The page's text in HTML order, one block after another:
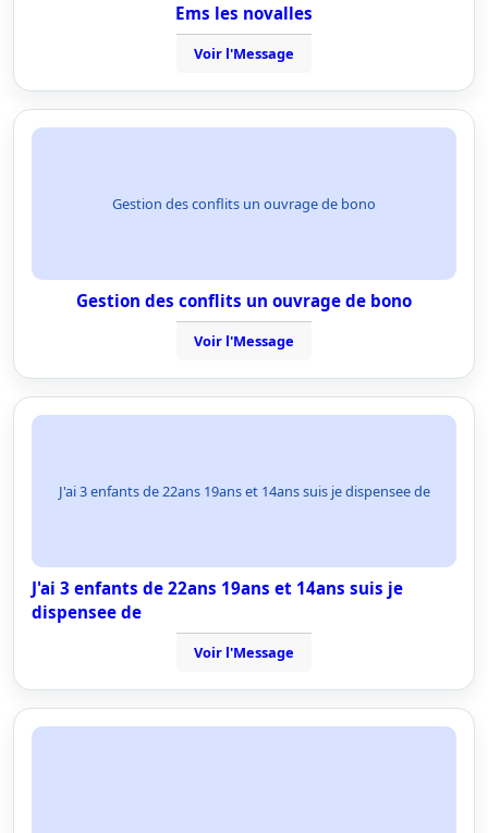
Ems les novalles
Voir l'Message
Gestion des conflits un ouvrage de bono
Gestion des conflits un ouvrage de bono
Voir l'Message
J'ai 3 enfants de 22ans 19ans et 14ans suis je dispensee de
J'ai 3 enfants de 22ans 19ans et 14ans suis je
dispensee de
Voir l'Message